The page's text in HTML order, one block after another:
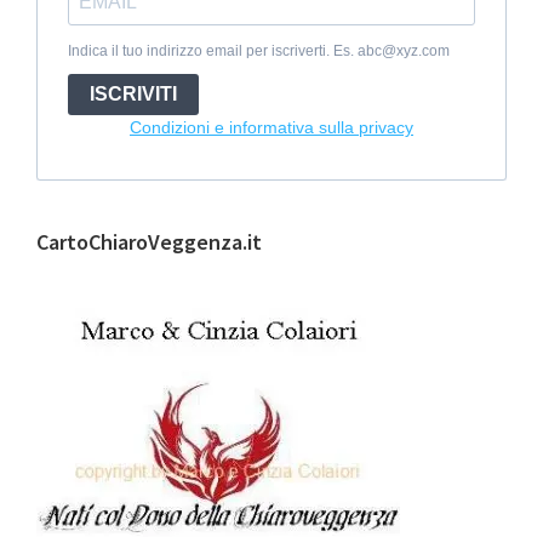
Indica il tuo indirizzo email per iscriverti. Es. abc@xyz.com
ISCRIVITI
Condizioni e informativa sulla privacy
CartoChiaroVeggenza.it